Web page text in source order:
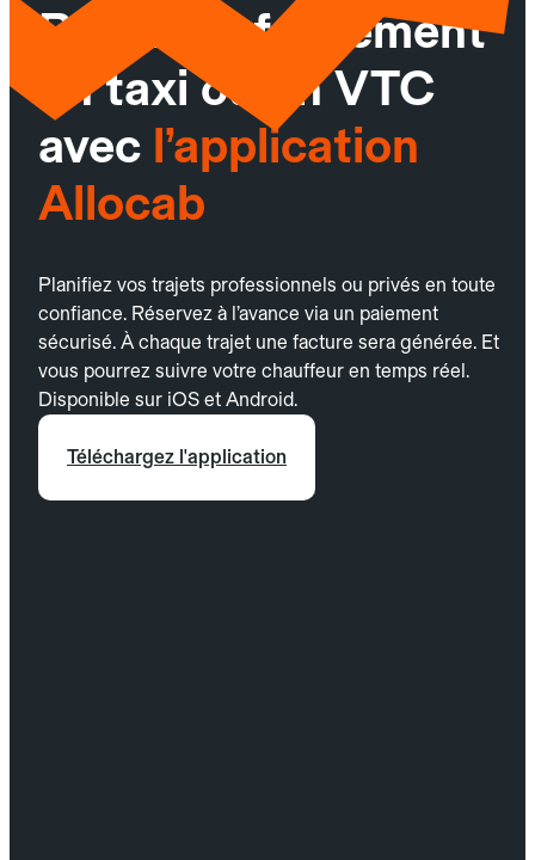
Réservez facilement
un taxi ou un VTC
avec l’application
Allocab
Planifiez vos trajets professionnels ou privés en toute
confiance. Réservez à l’avance via un paiement
sécurisé. À chaque trajet une facture sera générée. Et
vous pourrez suivre votre chauffeur en temps réel.
Disponible sur iOS et Android.
Téléchargez l'application